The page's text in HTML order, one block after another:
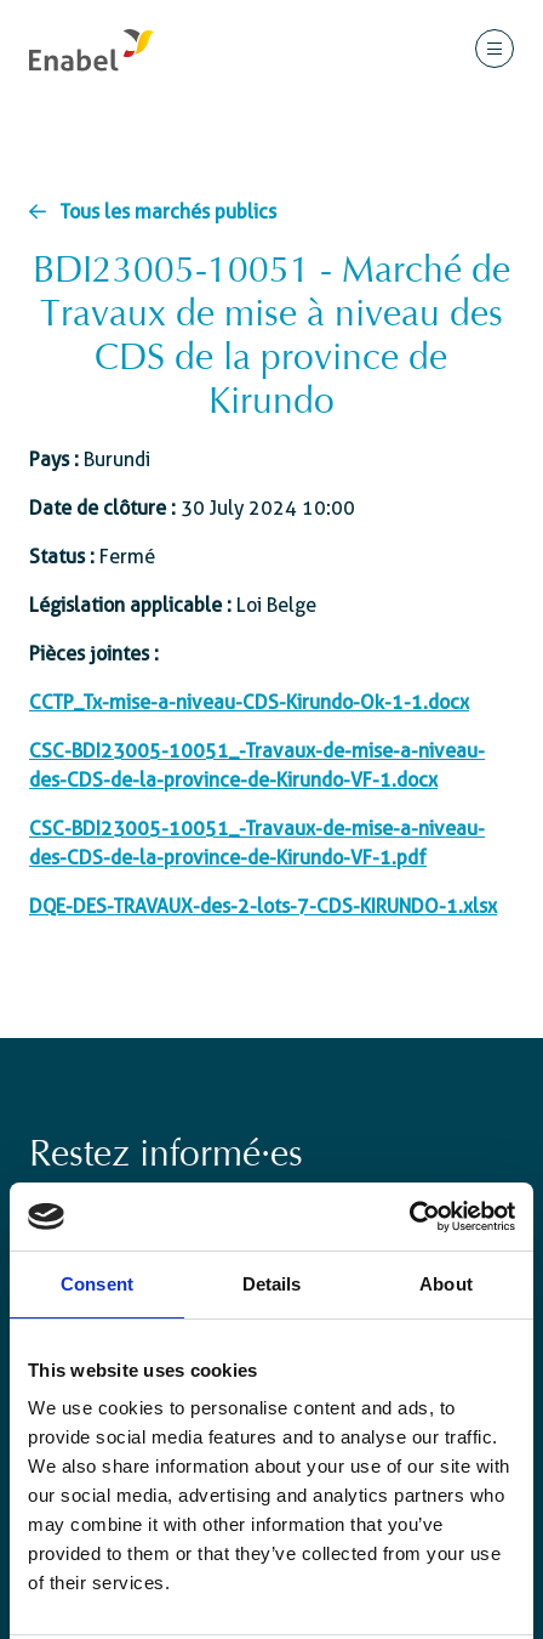
Consent Details About
This website uses cookies
We use cookies to personalise content and ads, to
provide social media features and to analyse our traffic.
We also share information about your use of our site with
our social media, advertising and analytics partners who
may combine it with other information that you’ve
provided to them or that they’ve collected from your use
of their services.
Tous les marchés publics
BDI23005-10051 - Marché de
Travaux de mise à niveau des
CDS de la province de
Kirundo
Pays : Burundi
Date de clôture : 30 July 2024 10:00
Status : Fermé
Législation applicable : Loi Belge
Pièces jointes :
CCTP_Tx-mise-a-niveau-CDS-Kirundo-Ok-1-1.docx
CSC-BDI23005-10051_-Travaux-de-mise-a-niveau-
des-CDS-de-la-province-de-Kirundo-VF-1.docx
CSC-BDI23005-10051_-Travaux-de-mise-a-niveau-
des-CDS-de-la-province-de-Kirundo-VF-1.pdf
DQE-DES-TRAVAUX-des-2-lots-7-CDS-KIRUNDO-1.xlsx
Restez informé·es
Suivez nos actions ainsi que les dernières tendances en
Email
*
Consent
*
Oui, je m'inscris à la newsletter *
CAPTCHA